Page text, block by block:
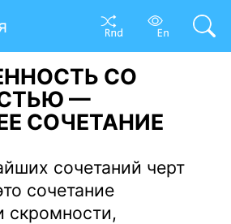
СО
—
СОЧЕТАНИЕ
сочетаний черт
сочетание
скромности,